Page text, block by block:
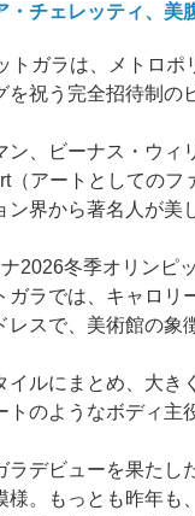
チェレッティ、美
ガラは、メトロポ
祝う完全招待制の
、ビーナス・ウィ
アートとしてのフ
界から著名人が美
冬季オリンピ
ラでは、キャロリ
スで、美術館の象
ルにまとめ、大き
のようなボディ主
デビューを果たし
。もっとも昨年も